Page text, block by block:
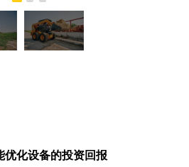
优化设备的投资回报